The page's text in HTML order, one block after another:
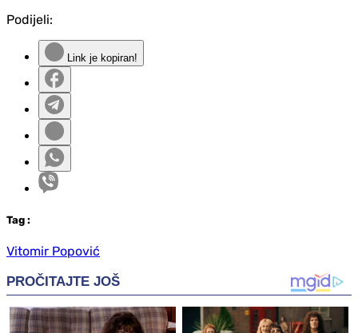
Podijeli:
Link je kopiran!
Tag :
Vitomir Popović